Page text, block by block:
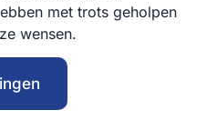
met trots geholpen
wensen.